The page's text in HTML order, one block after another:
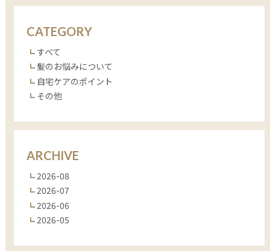
CATEGORY
すべて
髪のお悩みについて
自宅ケアのポイント
その他
ARCHIVE
2026-08
2026-07
2026-06
2026-05